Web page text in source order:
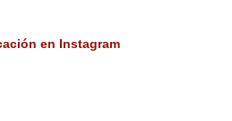
en Instagram